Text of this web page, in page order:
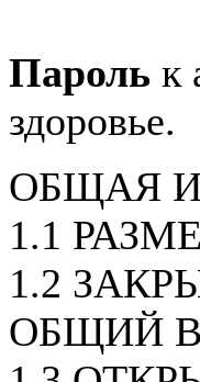
Пароль к
здоровье.
ОБЩАЯ
1.1
1.2
ОБЩИЙ